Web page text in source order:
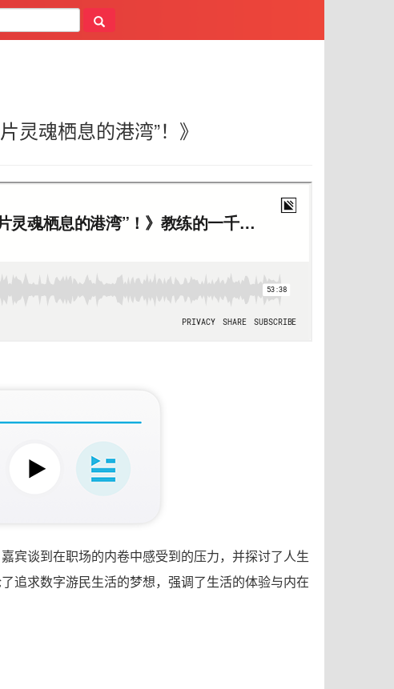
灵魂栖息的港湾”！》
宾谈到在职场的内卷中感受到的压力，并探讨了人生
追求数字游民生活的梦想，强调了生活的体验与内在